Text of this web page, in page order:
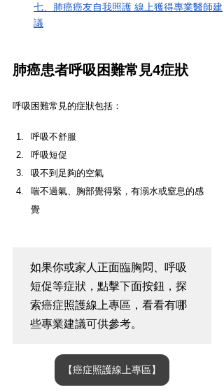
七、 肺癌癌友自我照護 線上獲得專業醫師建
議
肺癌患者呼吸困難常見4症狀
呼吸困難常見的症狀包括：
呼吸不舒服
呼吸短促
吸不到足夠的空氣
喘不過氣、胸部覺得緊，有溺水或窒息的感
覺
如果你或家人正面臨胸悶、呼吸
短促等症狀，點擊下面按鈕，探
索癌症照護線上專區，看看有哪
些專業建議可供參考。
【癌症照護線上專區】